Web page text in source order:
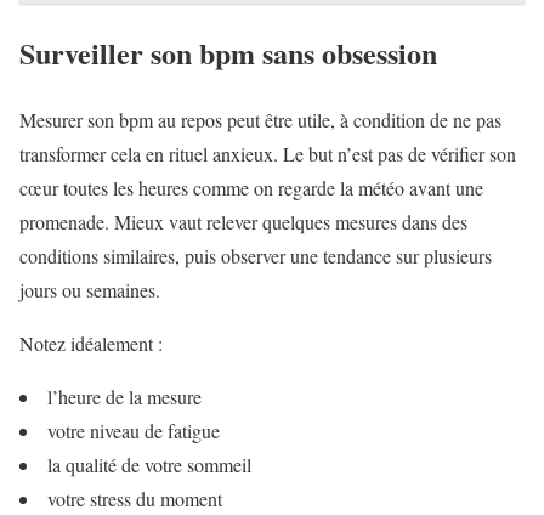
Surveiller son bpm sans obsession
Mesurer son bpm au repos peut être utile, à condition de ne pas
transformer cela en rituel anxieux. Le but n’est pas de vérifier son
cœur toutes les heures comme on regarde la météo avant une
promenade. Mieux vaut relever quelques mesures dans des
conditions similaires, puis observer une tendance sur plusieurs
jours ou semaines.
Notez idéalement :
l’heure de la mesure
votre niveau de fatigue
la qualité de votre sommeil
votre stress du moment